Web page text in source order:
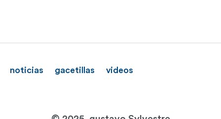
noticias gacetillas videos